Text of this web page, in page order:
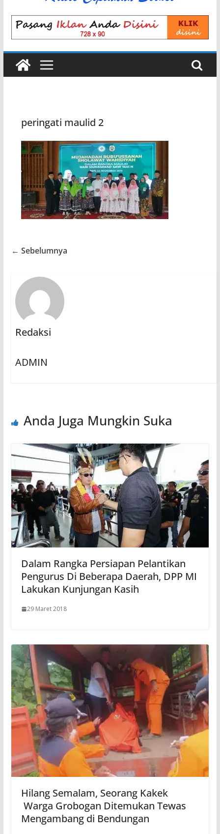
peringati maulid 2
← Sebelumnya
Redaksi
ADMIN
Anda Juga Mungkin Suka
Dalam Rangka Persiapan Pelantikan
Pengurus Di Beberapa Daerah, DPP MI
Lakukan Kunjungan Kasih
29 Maret 2018
Hilang Semalam, Seorang Kakek
Warga Grobogan Ditemukan Tewas
Mengambang di Bendungan